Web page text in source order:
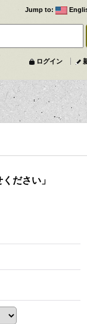
Jump to:
ログイン
ださい」